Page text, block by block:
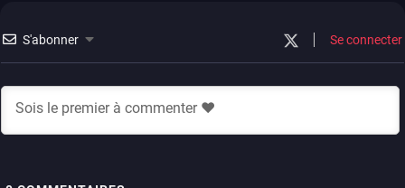
S'abonner Se connecter